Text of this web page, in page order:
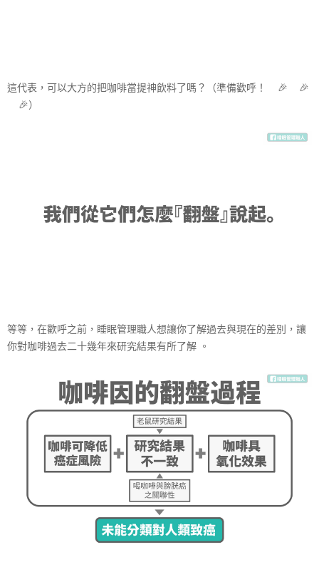
這代表，可以大方的把咖啡當提神飲料了嗎？（準備歡呼！ 🎉
🎉
🎉）
等等，在歡呼之前，睡眠管理職人想讓你了解過去與現在的差別，讓
你對咖啡過去二十幾年來研究結果有所了解 。